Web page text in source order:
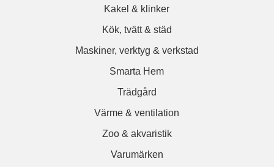
Kakel & klinker
Kök, tvätt & städ
Maskiner, verktyg & verkstad
Smarta Hem
Trädgård
Värme & ventilation
Zoo & akvaristik
Varumärken